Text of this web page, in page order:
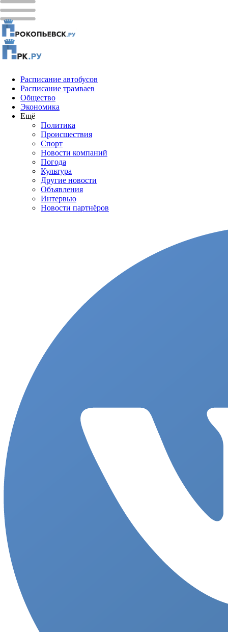
Расписание автобусов
Расписание трамваев
Общество
Экономика
Ещё
Политика
Проиcшествия
Спорт
Новости компаний
Погода
Культура
Другие новости
Объявления
Интервью
Новости партнёров